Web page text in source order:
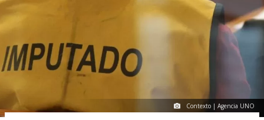
Contexto | Agencia UNO